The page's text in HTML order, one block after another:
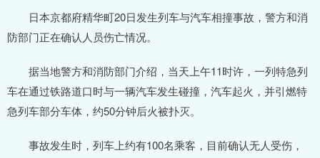
日本京都府精华町20日发生列车与汽车相撞事故，警方和消
防部门正在确认人员伤亡情况。
据当地警方和消防部门介绍，当天上午11时许，一列特急列
车在通过铁路道口时与一辆汽车发生碰撞，汽车起火，并引燃特
急列车部分车体，约50分钟后火被扑灭。
事故发生时，列车上约有100名乘客，目前确认无人受伤，